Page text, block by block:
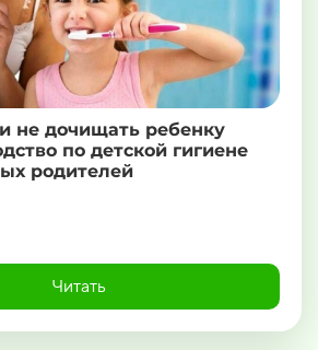
не дочищать ребенку
по детской гигиене
родителей
Читать